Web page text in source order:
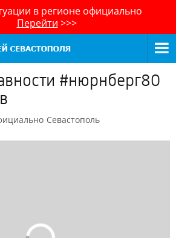
в регионе официально
Перейти >>>
#нюрнберг80
Севастополь